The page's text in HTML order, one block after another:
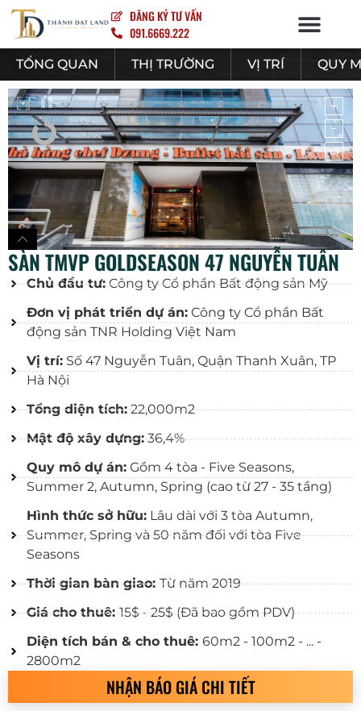
ĐĂNG KÝ TƯ VẤN
091.6669.222
TỔNG QUAN THỊ TRƯỜNG VỊ TRÍ QUY
SÀN TMVP GOLDSEASON 47 NGUYỄN TUÂN
Chủ đầu tư:Công ty Cổ phần Bất động sản Mỹ
Đơn vị phát triển dự án:Công ty Cổ phần Bất
động sản TNR Holding Việt Nam
Vị trí:Số 47 Nguyễn Tuân, Quận Thanh Xuân, TP
Hà Nội
Tổng diện tích:22,000m2
Mật độ xây dựng:36,4%
Quy mô dự án:Gồm 4 tòa - Five Seasons,
Summer 2, Autumn, Spring (cao từ 27 - 35 tầng)
Hình thức sở hữu:Lâu dài với 3 tòa Autumn,
Summer, Spring và 50 năm đối với tòa Five
Seasons
Thời gian bàn giao:Từ năm 2019
Giá cho thuê:15$ - 25$ (Đã bao gồm PDV)
Diện tích bán & cho thuê: 60m2 - 100m2 - ... -
2800m2
NHẬN BÁO GIÁ CHI TIẾT